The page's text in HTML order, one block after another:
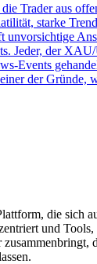
Trader aus
starke
Jeder, der
Events
der Gründe,
die sich
und Tools,